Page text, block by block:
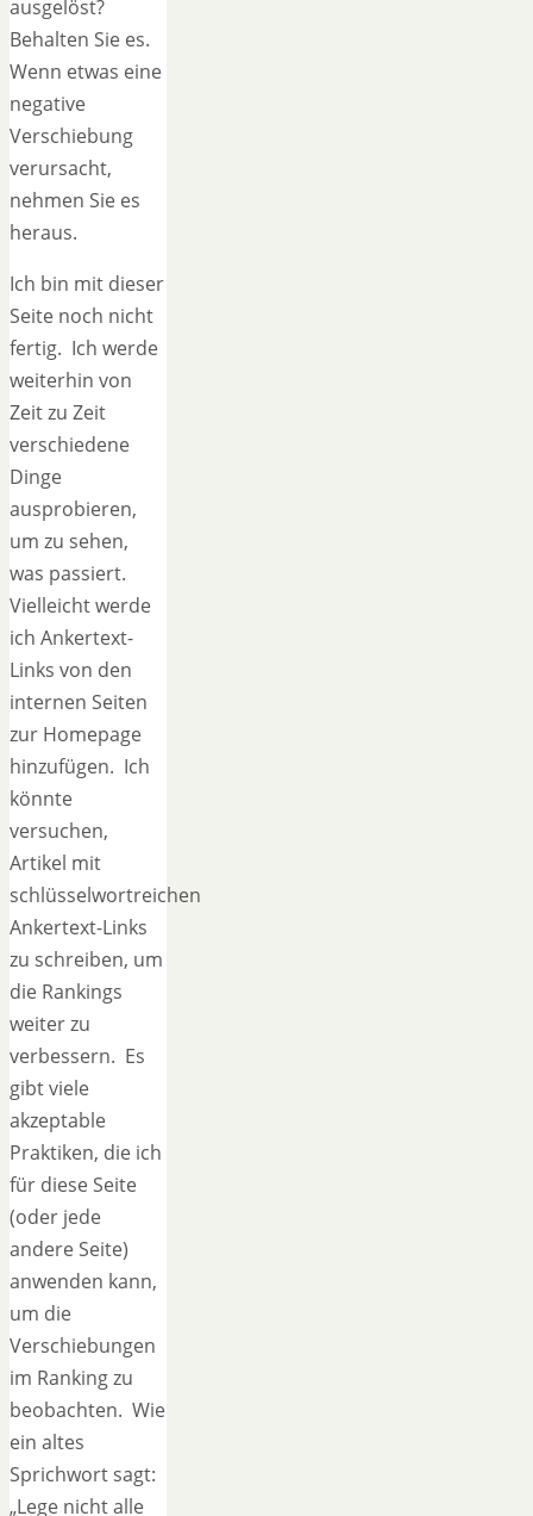
ausgelöst?
Behalten Sie es.
Wenn etwas eine
negative
Verschiebung
verursacht,
nehmen Sie es
heraus.
Ich bin mit dieser
Seite noch nicht
fertig. Ich werde
weiterhin von
Zeit zu Zeit
verschiedene
Dinge
ausprobieren,
um zu sehen,
was passiert.
Vielleicht werde
ich Ankertext-
Links von den
internen Seiten
zur Homepage
hinzufügen. Ich
könnte
versuchen,
Artikel mit
schlüsselwortreichen
Ankertext-Links
zu schreiben, um
die Rankings
weiter zu
verbessern. Es
gibt viele
akzeptable
Praktiken, die ich
für diese Seite
(oder jede
andere Seite)
anwenden kann,
um die
Verschiebungen
im Ranking zu
beobachten. Wie
ein altes
Sprichwort sagt:
„Lege nicht alle